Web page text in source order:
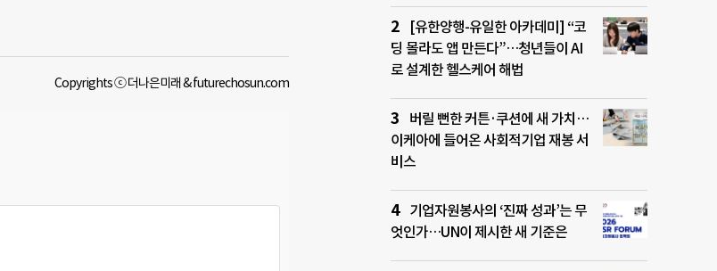
Copyrights ⓒ 더나은미래 & futurechosun.com
[유한양행-유일한 아카데미] “코
딩 몰라도 앱 만든다”…청년들이 AI
로 설계한 헬스케어 해법
버릴 뻔한 커튼·쿠션에 새 가치…
이케아에 들어온 사회적기업 재봉 서
비스
기업자원봉사의 ‘진짜 성과’는 무
엇인가…UN이 제시한 새 기준은